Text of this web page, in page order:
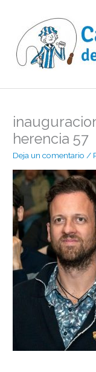
contenido
herencia 57
Deja un comentario /